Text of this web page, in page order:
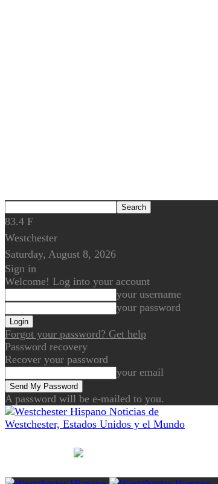
83.4 F
Westchester
Saturday, August 8, 2026
Sign in
Welcome! Log into your account
your username
your password
Forgot your password? Get help
Password recovery
Recover your password
your email
A password will be e-mailed to you.
Noticias de
Westchester, Estados Unidos y el Mundo